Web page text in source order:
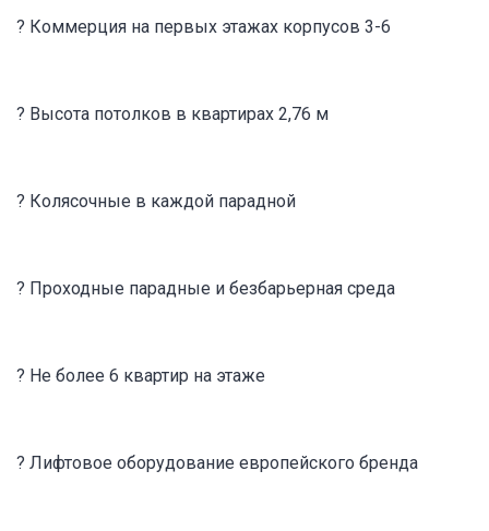
? Коммерция на первых этажах корпусов 3-6
? Высота потолков в квартирах 2,76 м
? Колясочные в каждой парадной
? Проходные парадные и безбарьерная среда
? Не более 6 квартир на этаже
? Лифтовое оборудование европейского бренда